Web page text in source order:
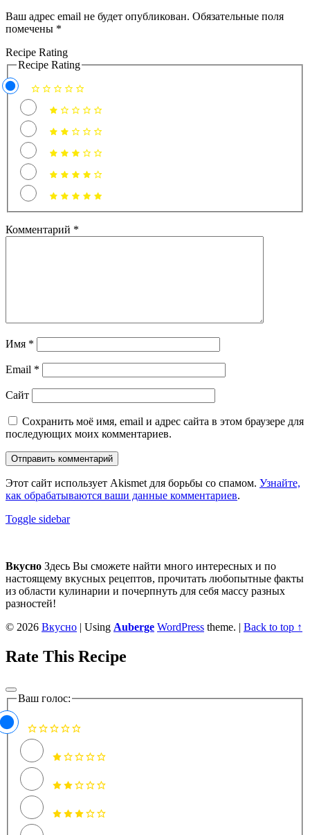
Ваш адрес email не будет опубликован. Обязательные поля
помечены *
Recipe Rating
Recipe Rating
Комментарий *
Имя *
Email *
Сайт
Сохранить моё имя, email и адрес сайта в этом браузере для
последующих моих комментариев.
Этот сайт использует Akismet для борьбы со спамом. Узнайте,
как обрабатываются ваши данные комментариев.
Sidebar
Toggle sidebar
sidebar
Вкусно Здесь Вы сможете найти много интересных и по
настоящему вкусных рецептов, прочитать любопытные факты
из области кулинарии и почерпнуть для себя массу разных
разностей!
© 2026 Вкусно | Using Auberge WordPress theme. | Back to top ↑
Rate This Recipe
Ваш голос: